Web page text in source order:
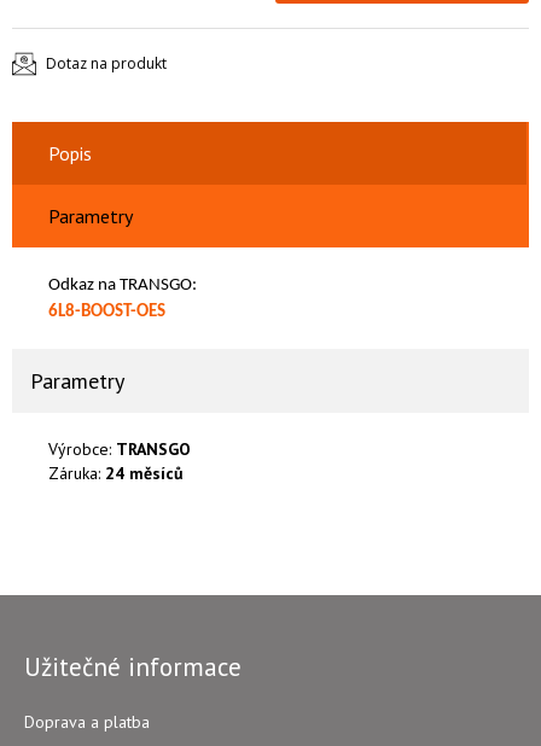
Dotaz na produkt
Popis
Parametry
Odkaz na TRANSGO:
6L8-BOOST-OES
Parametry
Výrobce: TRANSGO
Záruka: 24 měsíců
Užitečné informace
Doprava a platba